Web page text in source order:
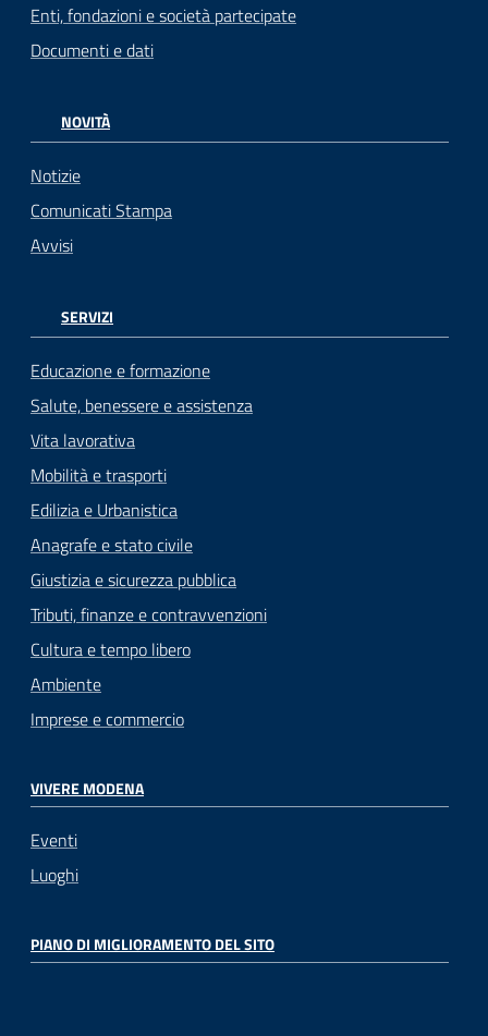
Enti, fondazioni e società partecipate
Documenti e dati
NOVITÀ
Notizie
Comunicati Stampa
Avvisi
SERVIZI
Educazione e formazione
Salute, benessere e assistenza
Vita lavorativa
Mobilità e trasporti
Edilizia e Urbanistica
Anagrafe e stato civile
Giustizia e sicurezza pubblica
Tributi, finanze e contravvenzioni
Cultura e tempo libero
Ambiente
Imprese e commercio
VIVERE MODENA
Eventi
Luoghi
PIANO DI MIGLIORAMENTO DEL SITO